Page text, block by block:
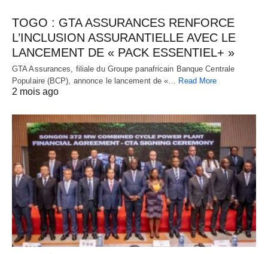
TOGO : GTA ASSURANCES RENFORCE
L’INCLUSION ASSURANTIELLE AVEC LE
LANCEMENT DE « PACK ESSENTIEL+ »
GTA Assurances, filiale du Groupe panafricain Banque Centrale
Populaire (BCP), annonce le lancement de «… Read More
2 mois ago